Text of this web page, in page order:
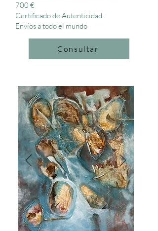
700 €
Certificado de Autenticidad.
Envíos a todo el mundo
Consultar